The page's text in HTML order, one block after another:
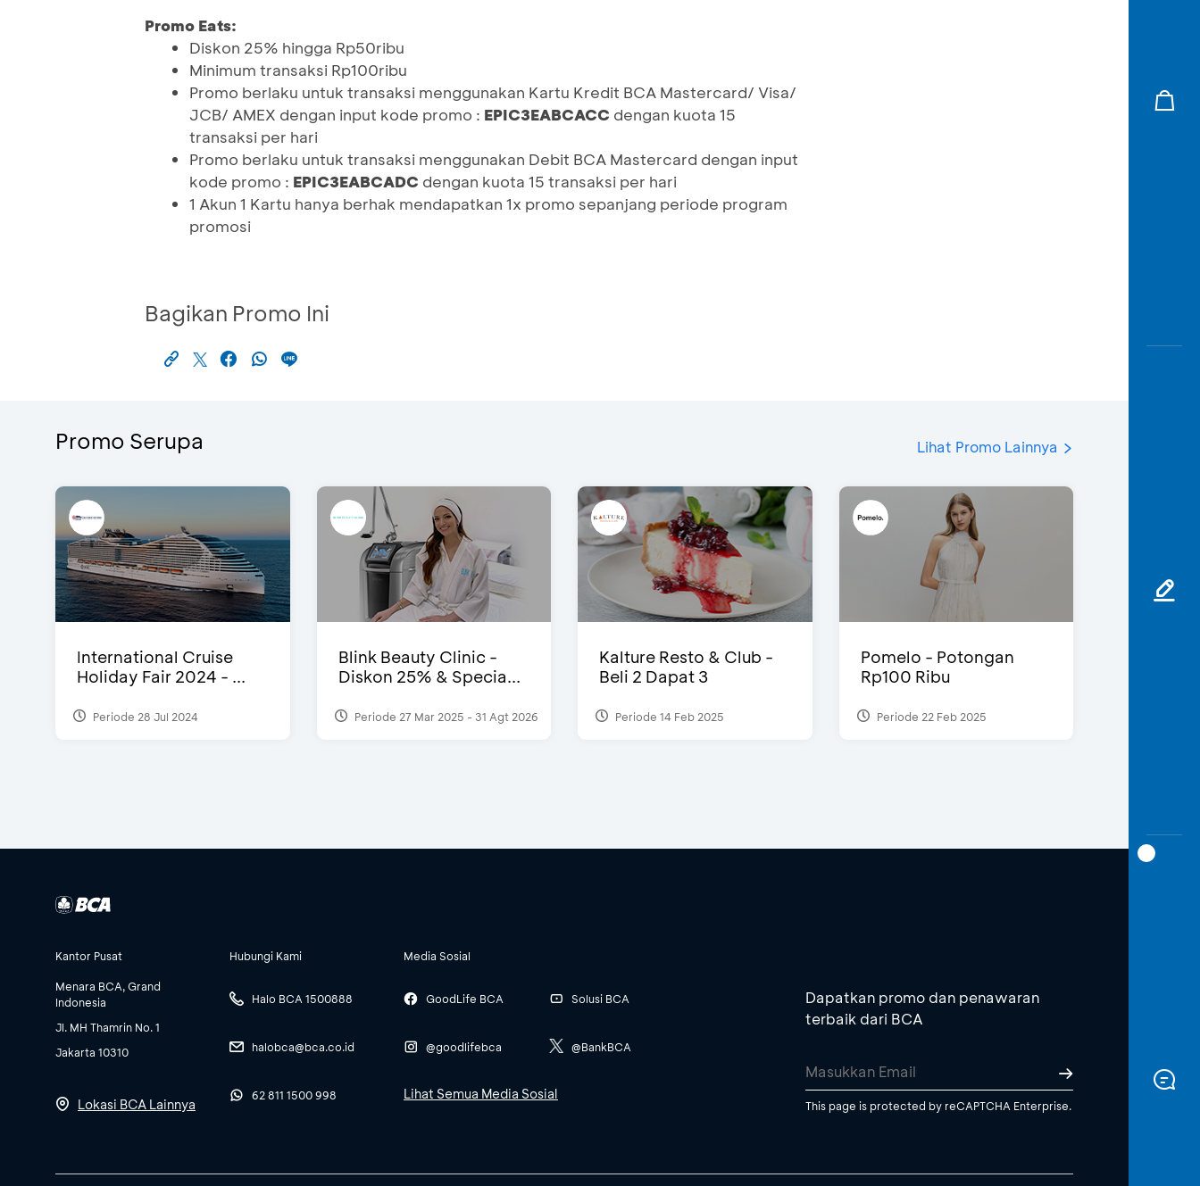
Promo Eats:
Diskon 25% hingga Rp50ribu
Minimum transaksi Rp100ribu
Promo berlaku untuk transaksi menggunakan Kartu Kredit BCA Mastercard/ Visa/
JCB/ AMEX dengan input kode promo : EPIC3EABCACC dengan kuota 15
transaksi per hari
Promo berlaku untuk transaksi menggunakan Debit BCA Mastercard dengan input
kode promo : EPIC3EABCADC dengan kuota 15 transaksi per hari
1 Akun 1 Kartu hanya berhak mendapatkan 1x promo sepanjang periode program
promosi
Bagikan Promo Ini
Promo Serupa Lihat Promo Lainnya
International Cruise
Holiday Fair 2024 - ...
Periode 28 Jul 2024
Blink Beauty Clinic -
Diskon 25% & Specia...
Periode 27 Mar 2025 - 31 Agt 2026
Kalture Resto & Club -
Beli 2 Dapat 3
Periode 14 Feb 2025
Pomelo - Potongan
Rp100 Ribu
Periode 22 Feb 2025
Kantor Pusat
Menara BCA, Grand
Indonesia
Jl. MH Thamrin No. 1
Jakarta 10310
Lokasi BCA Lainnya
Hubungi Kami
Halo BCA 1500888
halobca@bca.co.id
62 811 1500 998
Media Sosial
GoodLife BCA
@goodlifebca
Solusi BCA
@BankBCA
Lihat Semua Media Sosial
Dapatkan promo dan penawaran
terbaik dari BCA
This page is protected by reCAPTCHA Enterprise.